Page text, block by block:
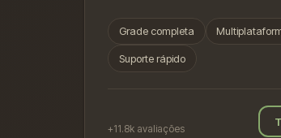
Grade completa
Suporte rápido
+11.8k avaliações